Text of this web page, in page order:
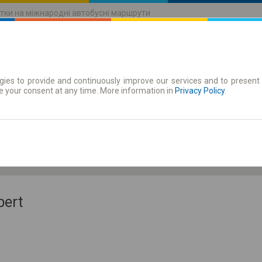
на міжнародні автобусні маршрути
Абонементи
to provide and continuously improve our services and to
your consent at any time. More information in Privacy Policy.